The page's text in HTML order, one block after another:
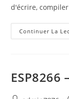
d'écrire,
Continuer La
ESP8266